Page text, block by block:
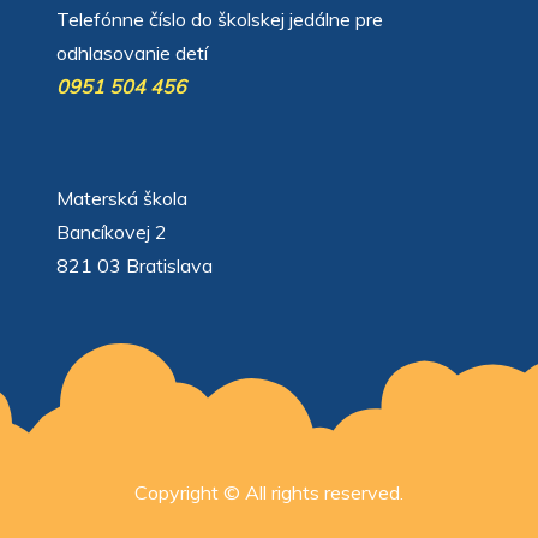
Telefónne číslo do školskej jedálne pre
odhlasovanie detí
0951 504 456
Materská škola
Bancíkovej 2
821 03 Bratislava
Copyright © All rights reserved.